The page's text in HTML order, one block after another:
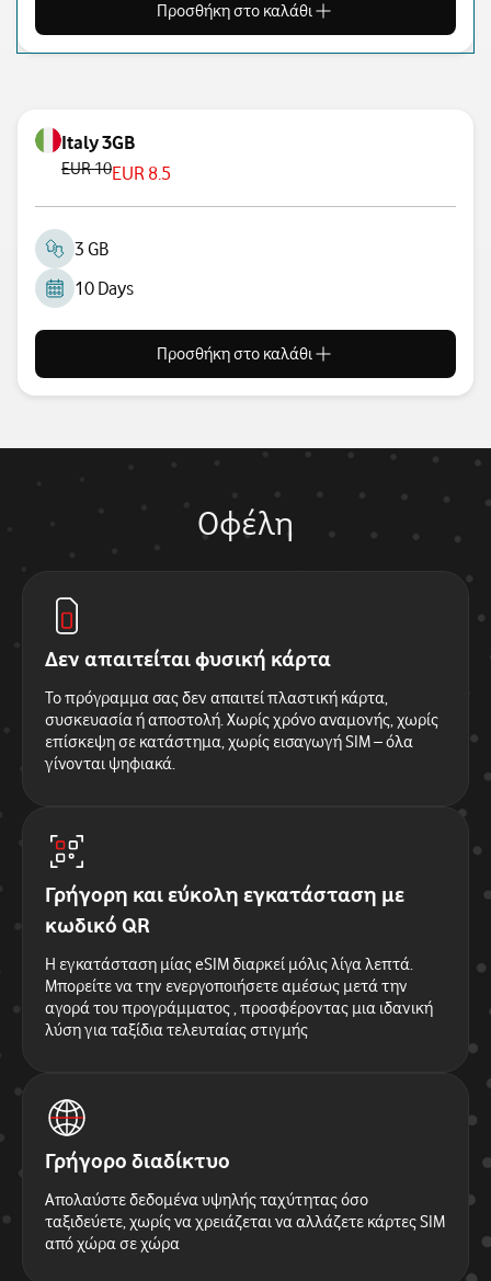
Προσθήκη στο καλάθι
Italy 3GB
EUR 10EUR 8.5
3 GB
10 Days
Προσθήκη στο καλάθι
Οφέλη
Δεν απαιτείται φυσική κάρτα
Το πρόγραμμα σας δεν απαιτεί πλαστική κάρτα,
συσκευασία ή αποστολή. Χωρίς χρόνο αναμονής, χωρίς
επίσκεψη σε κατάστημα, χωρίς εισαγωγή SIM – όλα
γίνονται ψηφιακά.
Γρήγορη και εύκολη εγκατάσταση με
κωδικό QR
Η εγκατάσταση μίας eSIM διαρκεί μόλις λίγα λεπτά.
Μπορείτε να την ενεργοποιήσετε αμέσως μετά την
αγορά του προγράμματος , προσφέροντας μια ιδανική
λύση για ταξίδια τελευταίας στιγμής
Γρήγορο διαδίκτυο
Απολαύστε δεδομένα υψηλής ταχύτητας όσο
ταξιδεύετε, χωρίς να χρειάζεται να αλλάζετε κάρτες SIM
από χώρα σε χώρα